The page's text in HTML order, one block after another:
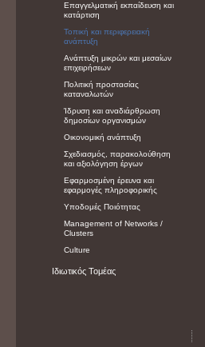
Επαγγελματική εκπαίδευση και
κατάρτιση
Τοπική και περιφερειακή
ανάπτυξη
Ανάπτυξη μικρών και μεσαίων
επιχειρήσεων
Πολιτική προστασίας
καταναλωτών
Ίδρυση και αναδιάρθρωση
δημοσίων οργανισμών
Οικονομική ανάπτυξη
Σχεδιασμός, παρακολούθηση
και αξιολόγηση έργων
Εφαρμοσμένη έρευνα και
εφαρμογές πληροφορικής
Υποδομές Ποιότητας
Management of Networks /
Clusters
Culture
Ιδιωτικός Τομέας